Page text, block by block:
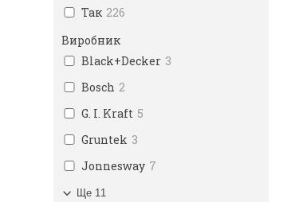
Так 226
Виробник
Black+Decker 3
Bosch 2
G. I. Kraft 5
Gruntek 3
Jonnesway 7
Ще 11